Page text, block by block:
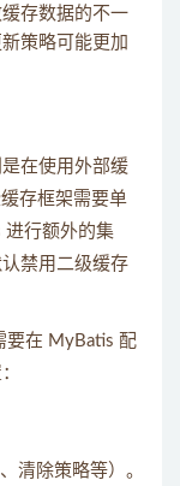
存数据的不一
策略可能更加
在使用外部缓
存框架需要单
进行额外的集
禁用二级缓存
要在 MyBatis 配
清除策略等）。